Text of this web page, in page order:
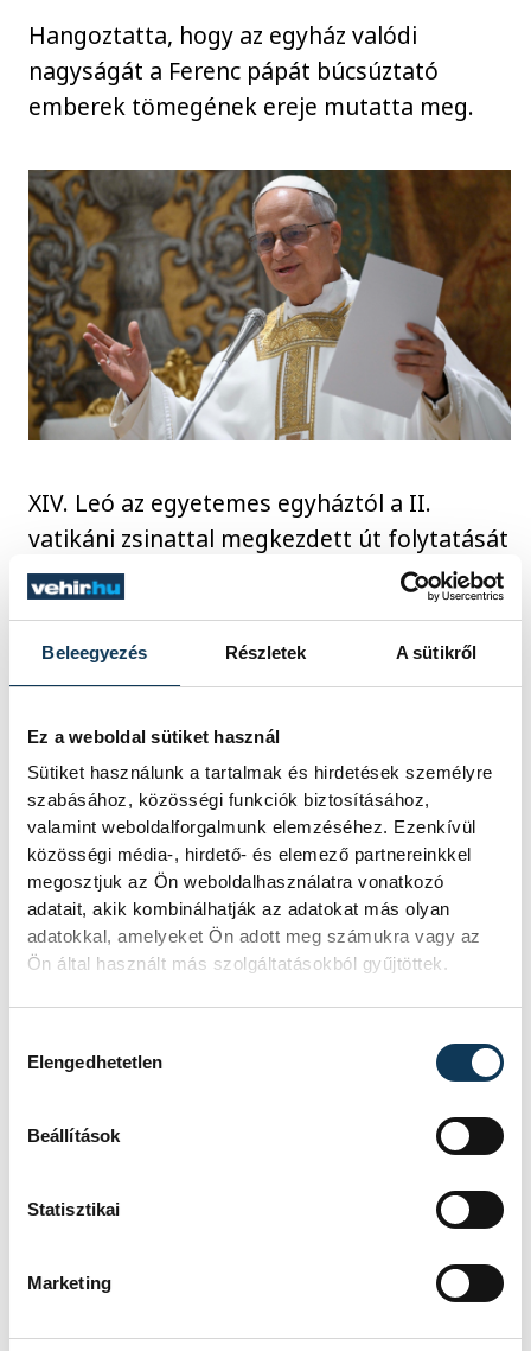
Beleegyezés Részletek A sütikről
Ez a weboldal sütiket használ
Sütiket használunk a tartalmak és hirdetések személyre
szabásához, közösségi funkciók biztosításához,
valamint weboldalforgalmunk elemzéséhez. Ezenkívül
közösségi média-, hirdető- és elemező partnereinkkel
megosztjuk az Ön weboldalhasználatra vonatkozó
adatait, akik kombinálhatják az adatokat más olyan
adatokkal, amelyeket Ön adott meg számukra vagy az
Ön által használt más szolgáltatásokból gyűjtöttek.
Elengedhetetlen
Beállítások
Statisztikai
Marketing
Hangoztatta, hogy az egyház valódi
nagyságát a Ferenc pápát búcsúztató
emberek tömegének ereje mutatta meg.
XIV. Leó az egyetemes egyháztól a II.
vatikáni zsinattal megkezdett út folytatását
kéri, amelynek témáit szerinte Ferenc pápa
2013-ban kiadott, Az evangélium öröme
(Evangelii gaudium) kezdetű apostoli
buzdítása tette aktuálissá. XIV. Leó a zsinati
keresztény közösség küldetéstudatát, a
kollegialitás és szinodalitás erősödését, a
hit érzékelése iránti figyelmet. Utóbbi
esetében az inkluzivitást emelte ki, vagyis a
legelesettebbek befogadását,
szeretetteljes gondozását, a kortárs
világgal való bátor és bizalommal teli
párbeszédet.
Elmondása szerint ezek a szempontok is
megválasztásakor elhangzott gondolatait
idézte, miszerint az akkori egyházfő a hit és
a szeretet lángjával akarta megvilágítani a